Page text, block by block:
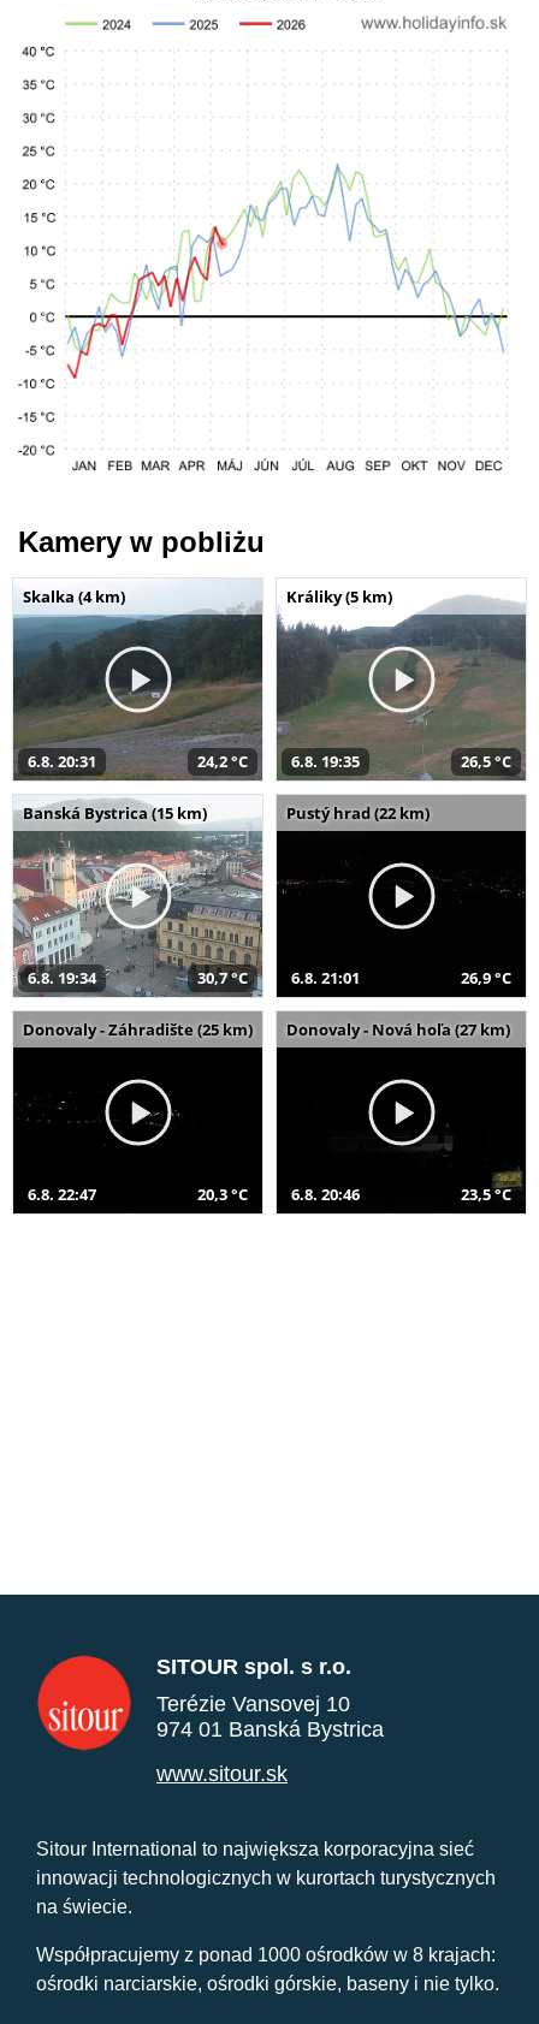
Kamery w pobliżu
Skalka (4 km)
6.8. 20:31 24,2 °C
Králiky (5 km)
6.8. 19:35 26,5 °C
Banská Bystrica (15 km)
6.8. 19:34 30,7 °C
Pustý hrad (22 km)
6.8. 21:01 26,9 °C
Donovaly - Záhradište (25 km)
6.8. 22:47 20,3 °C
Donovaly - Nová hoľa (27 km)
6.8. 20:46 23,5 °C
SITOUR spol. s r.o.
Terézie Vansovej 10
974 01 Banská Bystrica
www.sitour.sk
Sitour International to największa korporacyjna sieć
innowacji technologicznych w kurortach turystycznych
na świecie.
Współpracujemy z ponad 1000 ośrodków w 8 krajach:
ośrodki narciarskie, ośrodki górskie, baseny i nie tylko.